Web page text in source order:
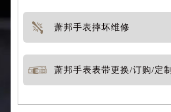
萧邦手表摔坏维修
萧邦手表表带更换/订购/定制